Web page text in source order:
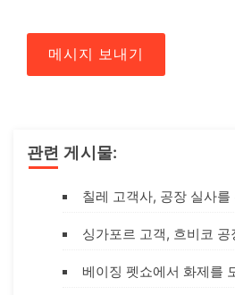
메시지 보내기
관련 게시물:
칠레 고객사, 공장 실사
싱가포르 고객, 흐비코
베이징 펫쇼에서 화제를